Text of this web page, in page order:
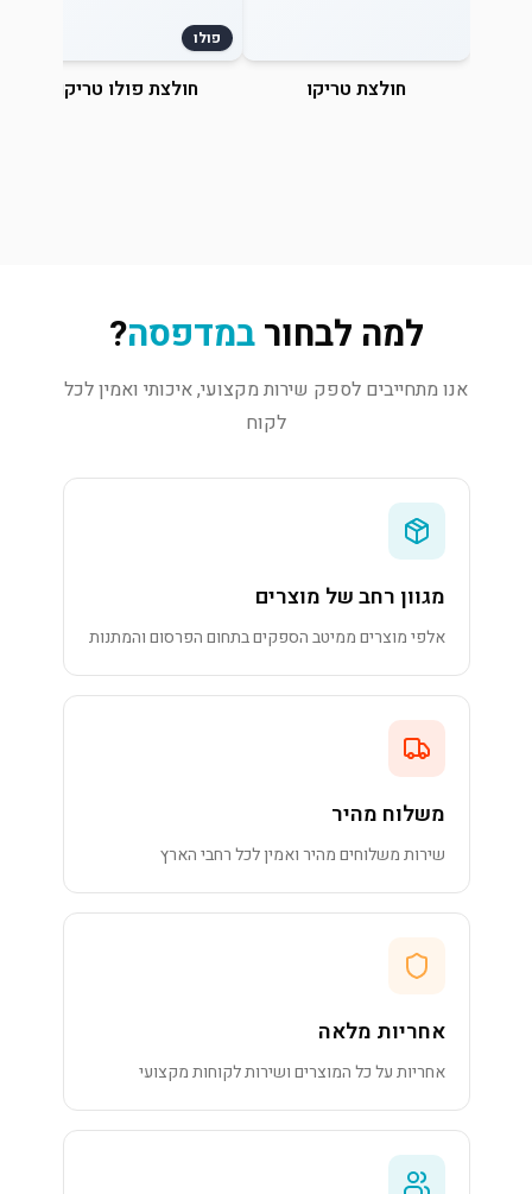
חולצת טריקו
פולו
חולצת פולו טריקו
למה לבחורבמדפסה?
אנו מתחייבים לספק שירות מקצועי, איכותי ואמין לכל
לקוח
מגוון רחב של מוצרים
אלפי מוצרים ממיטב הספקים בתחום הפרסום והמתנות
משלוח מהיר
שירות משלוחים מהיר ואמין לכל רחבי הארץ
אחריות מלאה
אחריות על כל המוצרים ושירות לקוחות מקצועי